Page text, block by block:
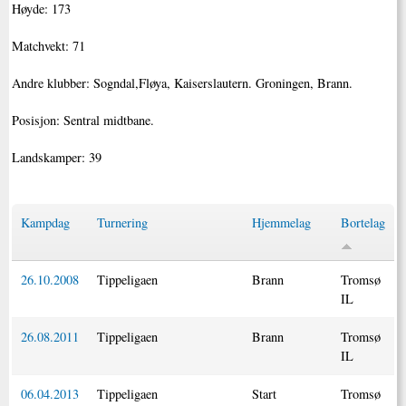
Høyde: 173
Matchvekt: 71
Andre klubber: Sogndal,Fløya, Kaiserslautern. Groningen, Brann.
Posisjon: Sentral midtbane.
Landskamper: 39
Kampdag Turnering Hjemmelag Bortelag
26.10.2008 Tippeligaen Brann
Tromsø
IL
26.08.2011 Tippeligaen Brann
Tromsø
IL
06.04.2013 Tippeligaen Start
Tromsø